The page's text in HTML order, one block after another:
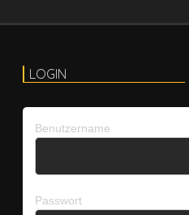
LOGIN
Benutzername
Passwort